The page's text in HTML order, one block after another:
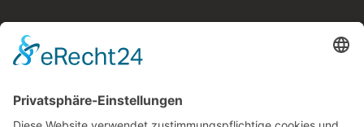
Kostenloses E-Book
Memento Mori
Eine philosophische Meditation über das Leben, den
Tod und die Vergänglichkeit.